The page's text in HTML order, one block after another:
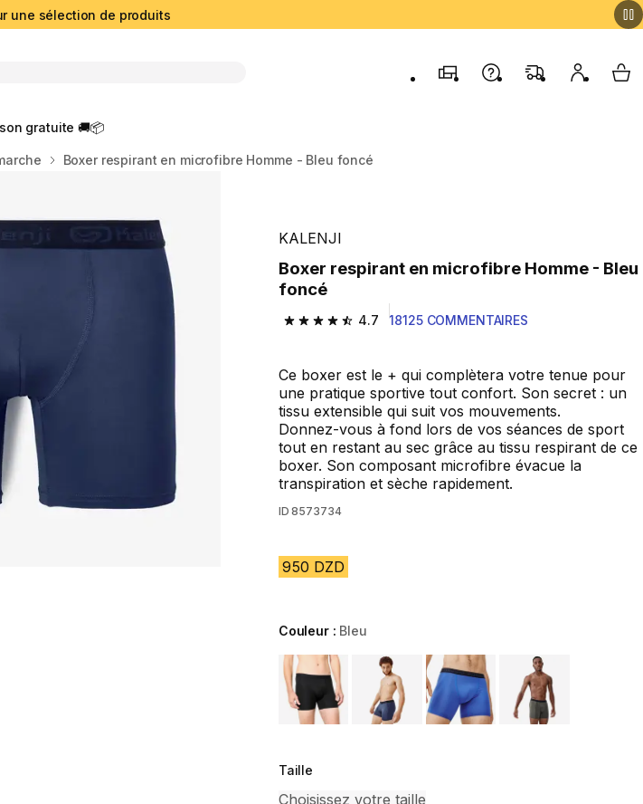
une sélection de produits
MagasinsContactez-nous
FAQ Mon My
gratuite 🚚📦
Boxer respirant en microfibre Homme - Bleu foncé
KALENJI
Boxer respirant en microfibre Homme - Bleu
foncé
4.7
4.7 out of 5 stars from 18125 reviews
18125 COMMENTAIRES
Ce boxer est le + qui complètera votre tenue pour
une pratique sportive tout confort. Son secret : un
tissu extensible qui suit vos mouvements.
Donnez-vous à fond lors de vos séances de sport
tout en restant au sec grâce au tissu respirant de ce
boxer. Son composant microfibre évacue la
transpiration et sèche rapidement.
ID 8573734
950 DZD
Couleur : Bleu
Choose a variant
Taille